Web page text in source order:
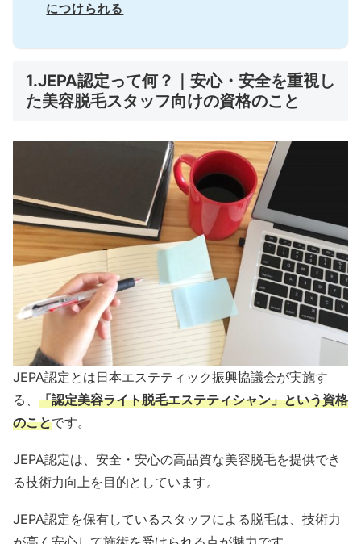
につけられる
1.JEPA認定って何？｜安心・安全を重視し
た美容脱毛スタッフ向けの資格のこと
JEPA認定とは日本エステティック振興協議会が実施す
る、 「認定美容ライト脱毛エステティシャン」という資格
のことです。
JEPA認定は、安全・安心の高品質な美容脱毛を提供でき
る技術力向上を目的としています。
JEPA認定を保有しているスタッフによる脱毛は、技術力